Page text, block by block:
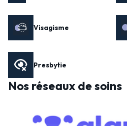
Visagisme
Presbytie
Nos réseaux de soins